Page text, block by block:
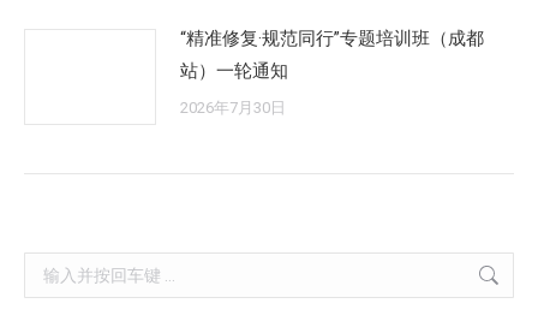
“精准修复·规范同行”专题培训班（成都
站）一轮通知
2026年7月30日
Search: